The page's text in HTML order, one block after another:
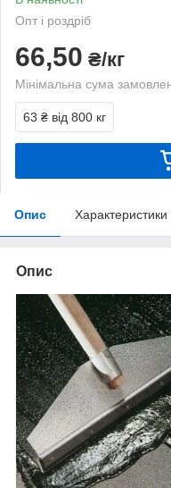
Опт і роздріб
66,50 ₴/кг
Мінімальна сума
63 ₴ від 800 кг
Опис Характеристики
Опис